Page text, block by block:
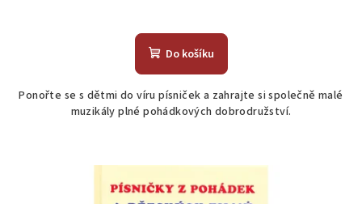
Do košíku
Ponořte se s dětmi do víru písniček a zahrajte si společně malé
muzikály plné pohádkových dobrodružství.